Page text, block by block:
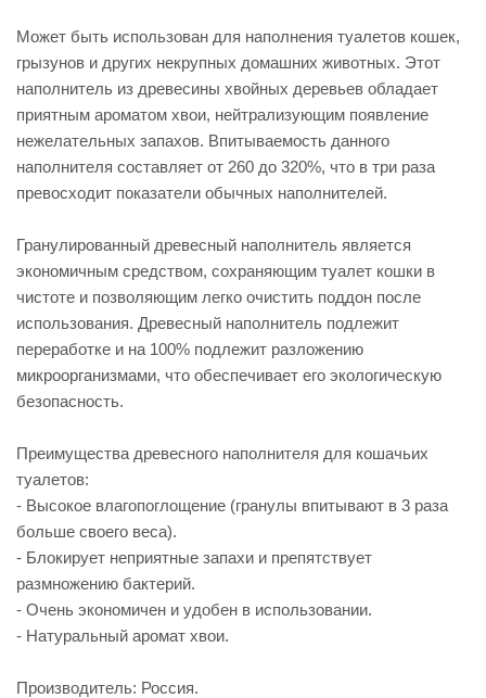
Может быть использован для наполнения туалетов кошек,
грызунов и других некрупных домашних животных. Этот
наполнитель из древесины хвойных деревьев обладает
приятным ароматом хвои, нейтрализующим появление
нежелательных запахов. Впитываемость данного
наполнителя составляет от 260 до 320%, что в три раза
превосходит показатели обычных наполнителей.
Гранулированный древесный наполнитель является
экономичным средством, сохраняющим туалет кошки в
чистоте и позволяющим легко очистить поддон после
использования. Древесный наполнитель подлежит
переработке и на 100% подлежит разложению
микроорганизмами, что обеспечивает его экологическую
безопасность.
Преимущества древесного наполнителя для кошачьих
туалетов:
- Высокое влагопоглощение (гранулы впитывают в 3 раза
больше своего веса).
- Блокирует неприятные запахи и препятствует
размножению бактерий.
- Очень экономичен и удобен в использовании.
- Натуральный аромат хвои.
Производитель: Россия.